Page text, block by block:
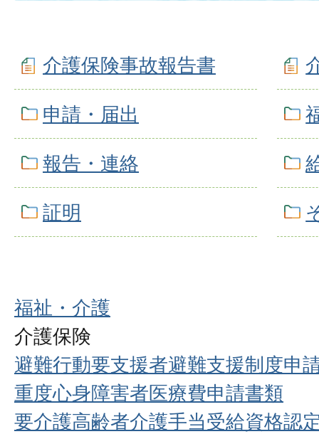
介護保険事故報告書
申請・届出
報告・連絡
証明
福祉・介護
介護保険
避難行動要支援者避難支援制度申
重度心身障害者医療費申請書類
要介護高齢者介護手当受給資格認